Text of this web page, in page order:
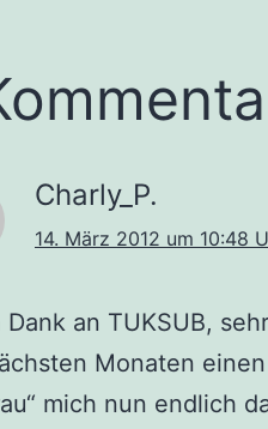
Charly_P.
14. März 2012 um 10:48
Dank an TUKSUB,
Monaten
mich nun endlich